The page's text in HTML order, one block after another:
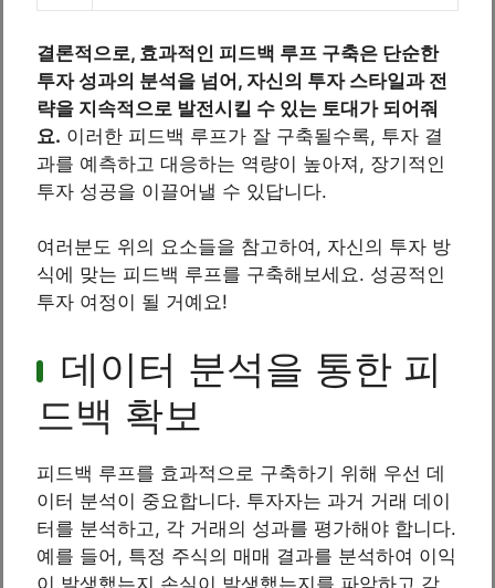
결론적으로, 효과적인 피드백 루프 구축은 단순한
투자 성과의 분석을 넘어, 자신의 투자 스타일과 전
략을 지속적으로 발전시킬 수 있는 토대가 되어줘
요. 이러한 피드백 루프가 잘 구축될수록, 투자 결
과를 예측하고 대응하는 역량이 높아져, 장기적인
투자 성공을 이끌어낼 수 있답니다.
여러분도 위의 요소들을 참고하여, 자신의 투자 방
식에 맞는 피드백 루프를 구축해보세요. 성공적인
투자 여정이 될 거예요!
데이터 분석을 통한 피
드백 확보
피드백 루프를 효과적으로 구축하기 위해 우선 데
이터 분석이 중요합니다. 투자자는 과거 거래 데이
터를 분석하고, 각 거래의 성과를 평가해야 합니다.
예를 들어, 특정 주식의 매매 결과를 분석하여 이익
이 발생했는지 손실이 발생했는지를 파악하고 각